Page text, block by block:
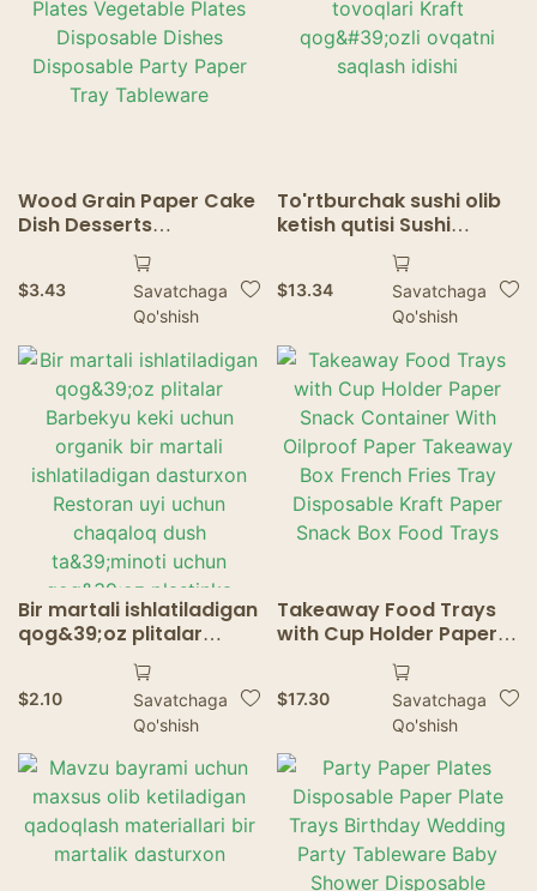
Wood Grain Paper Cake
Dish Desserts
Disposable Plates
Vegetable Plates
Disposable Dishes
Disposable Party Paper
Tray Tableware
$3.43
Savatchaga
Qo'shish
To'rtburchak sushi olib
ketish qutisi Sushi
tovoqlari Kraft qog'ozli
ovqatni saqlash idishi
$13.34
Savatchaga
Qo'shish
Bir martali ishlatiladigan
qog&39;oz plitalar
Barbekyu keki uchun
organik bir martali
ishlatiladigan dasturxon
Restoran uyi uchun
chaqaloq dush
ta&39;minoti uchun
qog&39;oz plastinka
$2.10
Savatchaga
Qo'shish
Takeaway Food Trays
with Cup Holder Paper
Snack Container With
Oilproof Paper
Takeaway Box French
Fries Tray Disposable
Kraft Paper Snack Box
Food Trays
$17.30
Savatchaga
Qo'shish